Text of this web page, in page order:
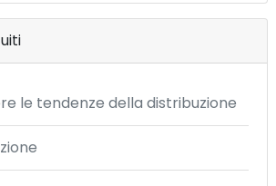
le tendenze della distribuzione